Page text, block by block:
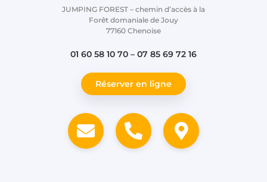
JUMPING FOREST – chemin d’accès à la
Forêt domaniale de Jouy
77160 Chenoise
01 60 58 10 70 – 07 85 69 72 16
Réserver en ligne